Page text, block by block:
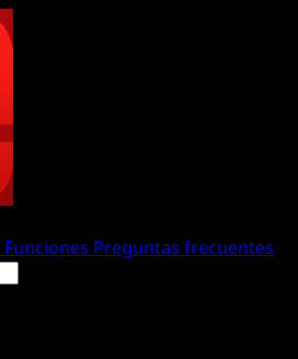
Funciones Preguntas frecuentes